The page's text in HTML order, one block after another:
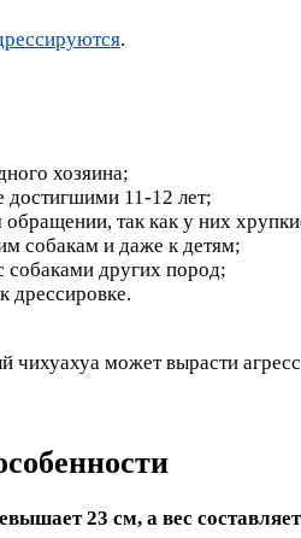
.
хозяина;
достигшими 11-12 лет;
так как у них
собакам и даже к детям;
собаками других пород;
дрессировке.
чихуахуа может вырасти
23 см, а вес